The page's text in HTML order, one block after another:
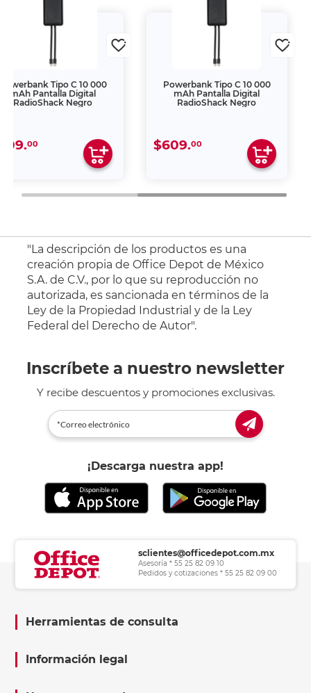
Tipo C 10 000
mAh Pantalla Digital
RadioShack Negro
00
Powerbank Tipo C 10 000
mAh Pantalla Digital
RadioShack Negro
$609.00
"La descripción de los productos es una
creación propia de Office Depot de México
S.A. de C.V., por lo que su reproducción no
autorizada, es sancionada en términos de la
Ley de la Propiedad Industrial y de la Ley
Federal del Derecho de Autor".
Inscríbete a nuestro newsletter
Y recibe descuentos y promociones exclusivas.
¡Descarga nuestra app!
sclientes@officedepot.com.mx
Asesoría * 55 25 82 09 10
Pedidos y cotizaciones * 55 25 82 09 00
Herramientas de consulta
Información legal